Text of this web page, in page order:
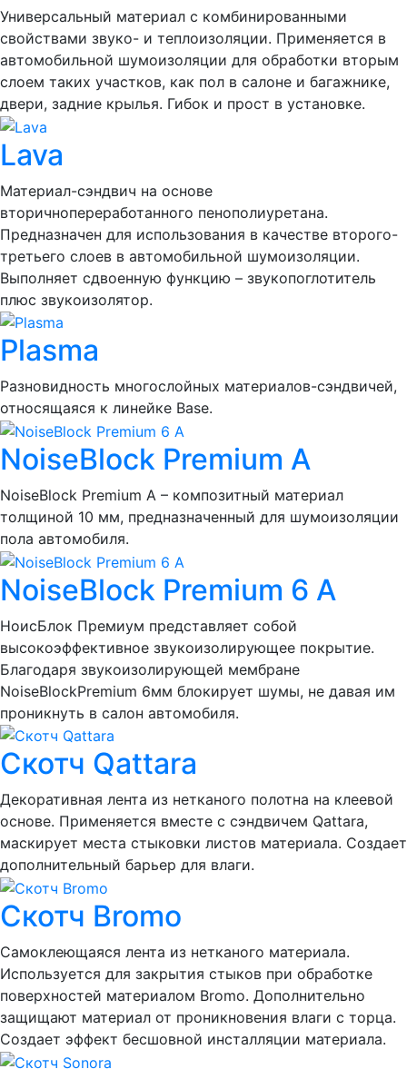
Универсальный материал с комбинированными
свойствами звуко- и теплоизоляции. Применяется в
автомобильной шумоизоляции для обработки вторым
слоем таких участков, как пол в салоне и багажнике,
двери, задние крылья. Гибок и прост в установке.
Lava
Материал-сэндвич на основе
вторичнопереработанного пенополиуретана.
Предназначен для использования в качестве второго-
третьего слоев в автомобильной шумоизоляции.
Выполняет сдвоенную функцию – звукопоглотитель
плюс звукоизолятор.
Plasma
Разновидность многослойных материалов-сэндвичей,
относящаяся к линейке Base.
NoiseBlock Premium A
NoiseBlock Premium A – композитный материал
толщиной 10 мм, предназначенный для шумоизоляции
пола автомобиля.
NoiseBlock Premium 6 A
НоисБлок Премиум представляет собой
высокоэффективное звукоизолирующее покрытие.
Благодаря звукоизолирующей мембране
NoiseBlockPremium 6мм блокирует шумы, не давая им
проникнуть в салон автомобиля.
Скотч Qattara
Декоративная лента из нетканого полотна на клеевой
основе. Применяется вместе с сэндвичем Qattara,
маскирует места стыковки листов материала. Создает
дополнительный барьер для влаги.
Скотч Bromo
Самоклеющаяся лента из нетканого материала.
Используется для закрытия стыков при обработке
поверхностей материалом Bromo. Дополнительно
защищают материал от проникновения влаги с торца.
Создает эффект бесшовной инсталляции материала.